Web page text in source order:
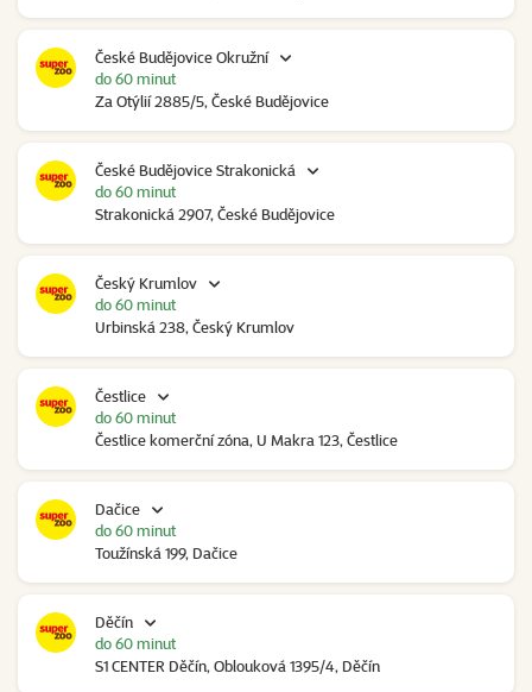
České Budějovice Okružní
Za Otýlií 2885/5, České Budějovice
do 60 minut
České Budějovice Strakonická
Strakonická 2907, České Budějovice
do 60 minut
Český Krumlov
Urbinská 238, Český Krumlov
do 60 minut
Čestlice
Čestlice komerční zóna, U Makra 123, Čestlice
do 60 minut
Dačice
Toužínská 199, Dačice
do 60 minut
Děčín
S1 CENTER Děčín, Oblouková 1395/4, Děčín
do 60 minut